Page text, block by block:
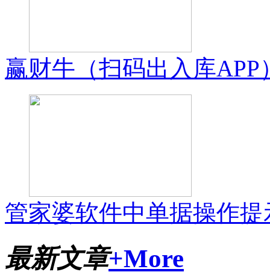
赢财牛（扫码出入库APP
管家婆软件中单据操作提
最新文章+More